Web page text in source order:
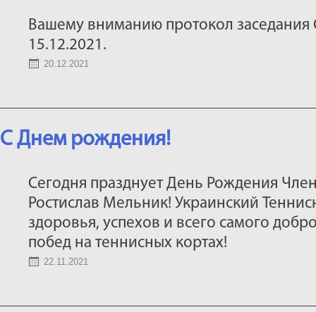
Вашему вниманию протокол заседания
15.12.2021.
20.12.2021
С Днем рождения!
Сегодня празднует День Рождения
Ростислав Мельник! Украинский
здоровья, успехов и всего самого
побед на теннисных кортах!
22.11.2021